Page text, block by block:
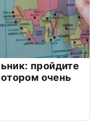
пройдите
очень